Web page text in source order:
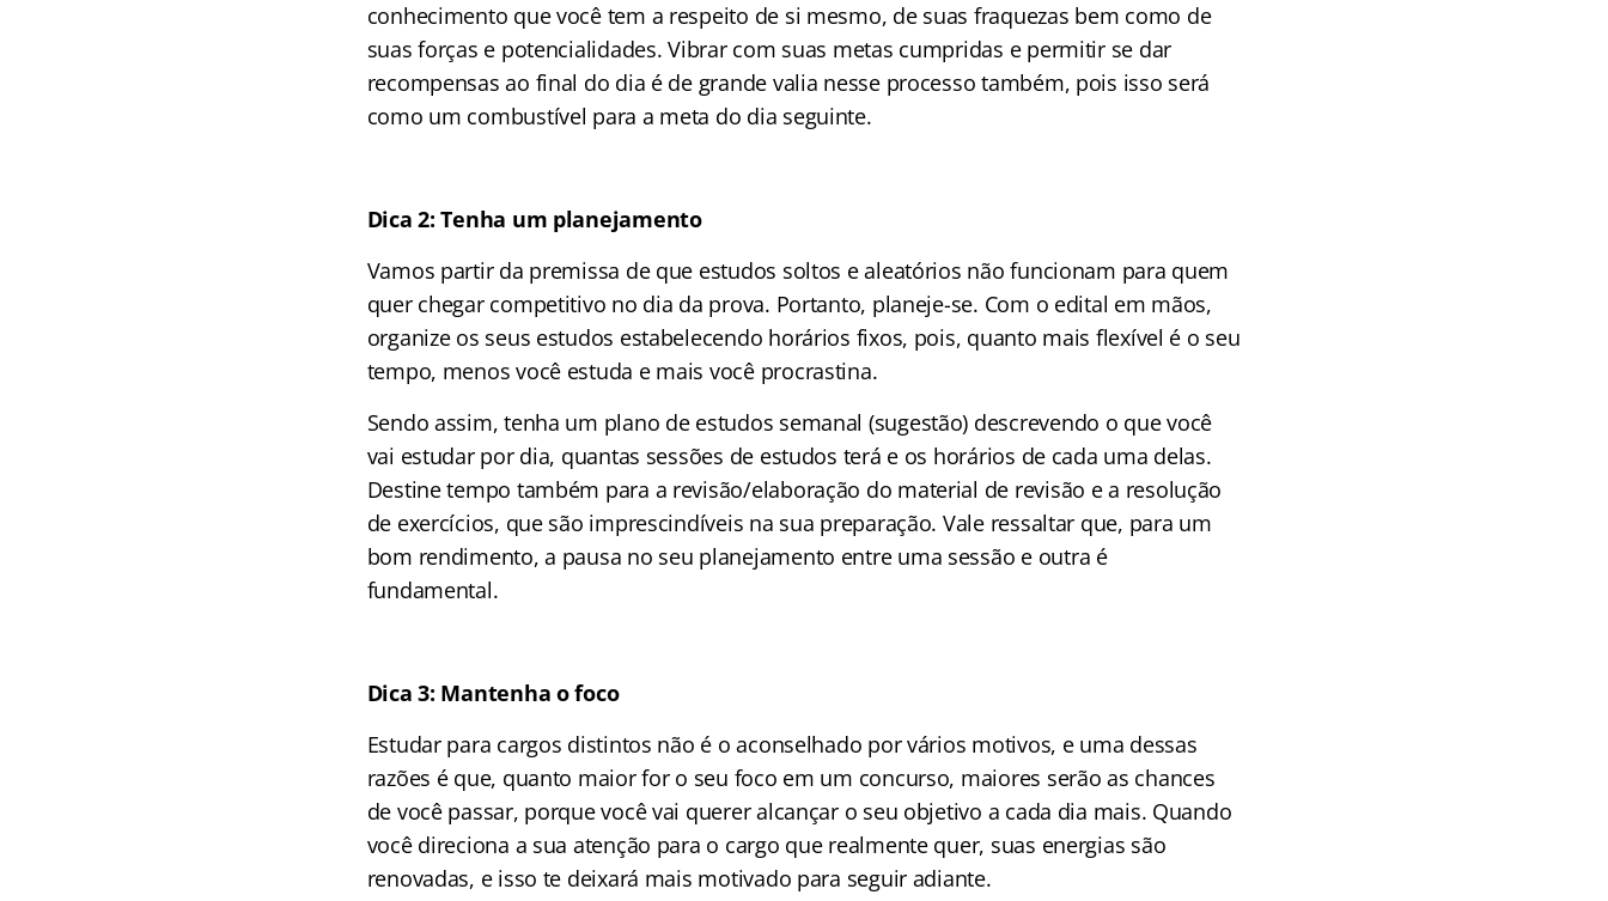
conhecimento que você tem a respeito de si mesmo, de suas fraquezas bem como de
suas forças e potencialidades. Vibrar com suas metas cumpridas e permitir se dar
recompensas ao final do dia é de grande valia nesse processo também, pois isso será
como um combustível para a meta do dia seguinte.
Dica 2: Tenha um planejamento
Vamos partir da premissa de que estudos soltos e aleatórios não funcionam para quem
quer chegar competitivo no dia da prova. Portanto, planeje-se. Com o edital em mãos,
organize os seus estudos estabelecendo horários fixos, pois, quanto mais flexível é o seu
tempo, menos você estuda e mais você procrastina.
Sendo assim, tenha um plano de estudos semanal (sugestão) descrevendo o que você
vai estudar por dia, quantas sessões de estudos terá e os horários de cada uma delas.
Destine tempo também para a revisão/elaboração do material de revisão e a resolução
de exercícios, que são imprescindíveis na sua preparação. Vale ressaltar que, para um
bom rendimento, a pausa no seu planejamento entre uma sessão e outra é
fundamental.
Dica 3: Mantenha o foco
Estudar para cargos distintos não é o aconselhado por vários motivos, e uma dessas
razões é que, quanto maior for o seu foco em um concurso, maiores serão as chances
de você passar, porque você vai querer alcançar o seu objetivo a cada dia mais. Quando
você direciona a sua atenção para o cargo que realmente quer, suas energias são
renovadas, e isso te deixará mais motivado para seguir adiante.